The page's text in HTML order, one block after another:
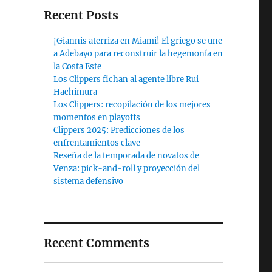
Recent Posts
¡Giannis aterriza en Miami! El griego se une
a Adebayo para reconstruir la hegemonía en
la Costa Este
Los Clippers fichan al agente libre Rui
Hachimura
Los Clippers: recopilación de los mejores
momentos en playoffs
Clippers 2025: Predicciones de los
enfrentamientos clave
Reseña de la temporada de novatos de
Venza: pick-and-roll y proyección del
sistema defensivo
Recent Comments